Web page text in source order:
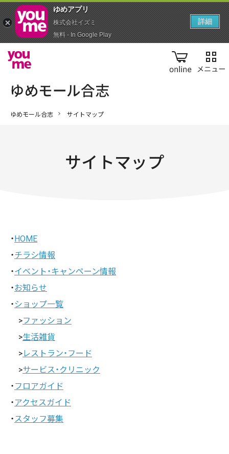
online
ゆめモール合志 サイトマップ
サイトマップ
・HOME
・チラシ情報
・イベント・キャンペーン情報
・お知らせ
・ ショップ一覧
>ファッション
>生活雑貨
>レストラン・フード
>サービス・クリニック
・ フロアガイド
・アクセスガイド
・スタッフ募集
ゆめアプ‪リ‬
株式会社イズミ
無料 - In Google Play
詳細